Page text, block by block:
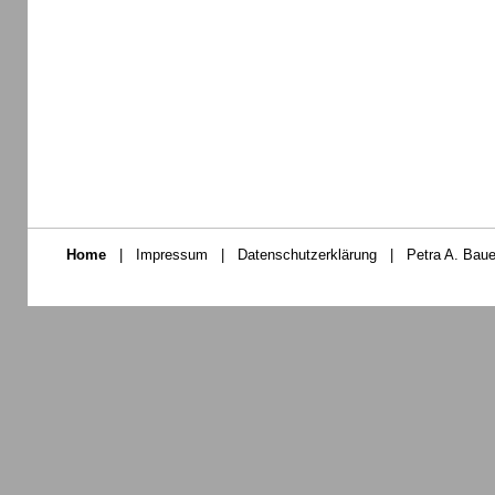
Home | Impressum | Datenschutzerklärung | Petra A.